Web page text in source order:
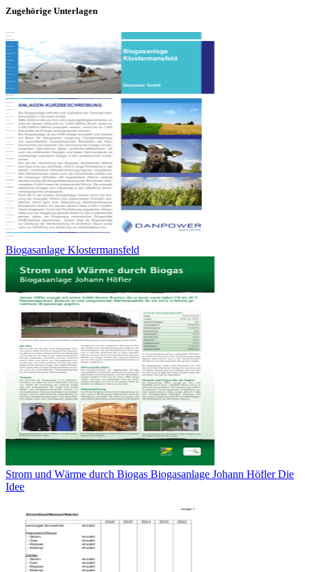
Zugehörige Unterlagen
Biogasanlage Klostermansfeld
Strom und Wärme durch Biogas Biogasanlage Johann Höfler Die
Idee